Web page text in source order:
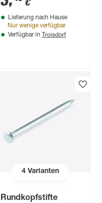
€
Lieferung nach Hause
Nur wenige verfügbar
Verfügbar in Troisdorf
4Varianten
Rundkopfstifte